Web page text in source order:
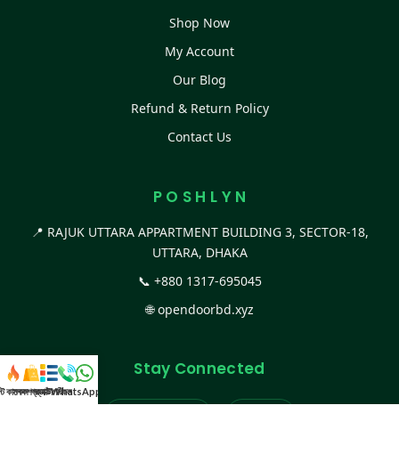
Shop Now
My Account
Our Blog
Refund & Return Policy
Contact Us
P O S H L Y N
📍 RAJUK UTTARA APPARTMENT BUILDING 3, SECTOR-18,
UTTARA, DHAKA
📞 +880 1317-695045
🌐opendoorbd.xyz
Stay Connected
কালেকশন
সকল প্রডাক্টক্যাটাগরিকল
WhatsApp করুন